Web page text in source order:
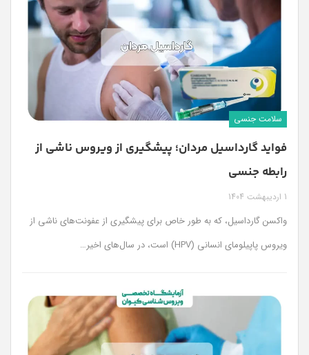
سلامت جنسی
فواید گارداسیل مردان؛ پیشگیری از ویروس ناشی از
رابطه جنسی
1 اردیبهشت 1404
واکسن گارداسیل، که به طور خاص برای پیشگیری از عفونت‌های ناشی از
ویروس پاپیلومای انسانی (HPV) است، در سال‌های اخیر
…